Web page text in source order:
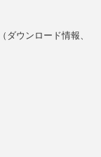
ダウンロード情報、